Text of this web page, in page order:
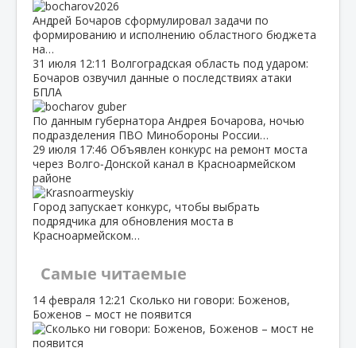
Андрей Бочаров сформулировал задачи по
формированию и исполнению областного бюджета
на…
31 июля 12:11 Волгоградская область под ударом:
Бочаров озвучил данные о последствиях атаки
БПЛА
По данным губернатора Андрея Бочарова, ночью
подразделения ПВО Минобороны России…
29 июля 17:46 Объявлен конкурс на ремонт моста
через Волго‑Донской канал в Красноармейском
районе
Город запускает конкурс, чтобы выбрать
подрядчика для обновления моста в
Красноармейском…
Самые читаемые
14 февраля 12:21 Сколько ни говори: Боженов,
Боженов – мост не появится